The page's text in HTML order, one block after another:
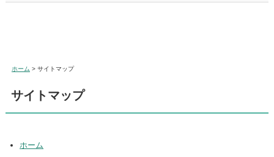
ホーム > サイトマップ
サイトマップ
ホーム